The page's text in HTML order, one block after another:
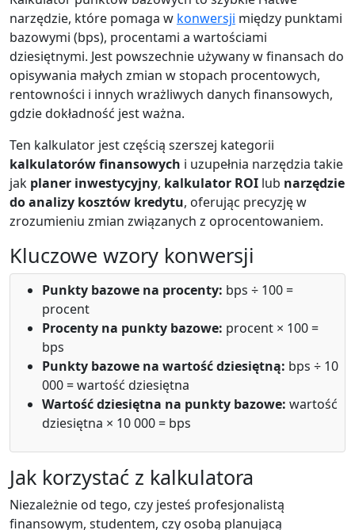
narzędzie, które pomaga w konwersji między punktami
bazowymi (bps), procentami a wartościami
dziesiętnymi. Jest powszechnie używany w finansach do
opisywania małych zmian w stopach procentowych,
rentowności i innych wrażliwych danych finansowych,
gdzie dokładność jest ważna.
Ten kalkulator jest częścią szerszej kategorii
kalkulatorów finansowych i uzupełnia narzędzia takie
jak planer inwestycyjny, kalkulator ROI lub narzędzie
do analizy kosztów kredytu, oferując precyzję w
zrozumieniu zmian związanych z oprocentowaniem.
Kluczowe wzory konwersji
Punkty bazowe na procenty: bps ÷ 100 =
procent
Procenty na punkty bazowe: procent × 100 =
bps
Punkty bazowe na wartość dziesiętną: bps ÷ 10
000 = wartość dziesiętna
Wartość dziesiętna na punkty bazowe: wartość
dziesiętna × 10 000 = bps
Jak korzystać z kalkulatora
Niezależnie od tego, czy jesteś profesjonalistą
finansowym, studentem, czy osobą planującą